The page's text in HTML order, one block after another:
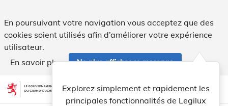
En poursuivant votre navigation vous acceptez que des
cookies soient utilisés afin d’améliorer votre expérience
utilisateur.
En savoir plus
Ne plus afficher ce message
Aller au contenu account_circle help Aide
Explorez simplement et rapidement les
principales fonctionnalités de Legilux
light_mode dark_mode